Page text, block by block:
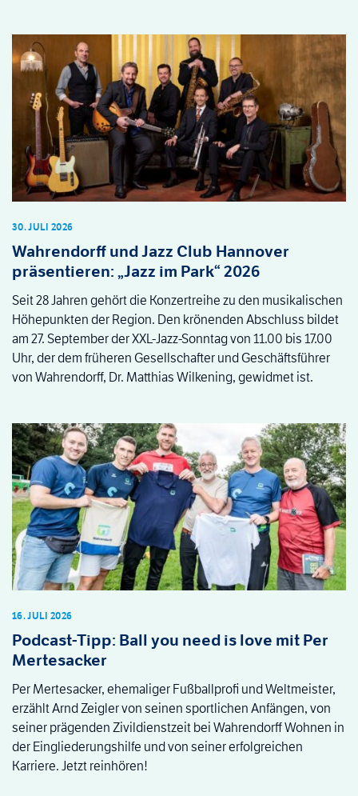
Wahrendorff und Jazz Club Hannover
präsentieren: „Jazz im Park“ 2026
30. JULI 2026
Seit 28 Jahren gehört die Konzertreihe zu den musikalischen
Höhepunkten der Region. Den krönenden Abschluss bildet
am 27. September der XXL-Jazz-Sonntag von 11.00 bis 17.00
Uhr, der dem früheren Gesellschafter und Geschäftsführer
von Wahrendorff, Dr. Matthias Wilkening, gewidmet ist.
Podcast-Tipp: Ball you need is love mit Per
Mertesacker
16. JULI 2026
Per Mertesacker, ehemaliger Fußballprofi und Weltmeister,
erzählt Arnd Zeigler von seinen sportlichen Anfängen, von
seiner prägenden Zivildienstzeit bei Wahrendorff Wohnen in
der Eingliederungshilfe und von seiner erfolgreichen
Karriere. Jetzt reinhören!